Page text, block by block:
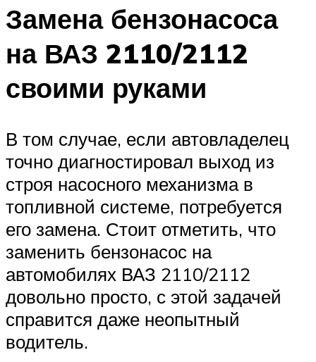
Замена бензонасоса
на ВАЗ 2110/2112
своими руками
В том случае, если автовладелец
точно диагностировал выход из
строя насосного механизма в
топливной системе, потребуется
его замена. Стоит отметить, что
заменить бензонасос на
автомобилях ВАЗ 2110/2112
довольно просто, с этой задачей
справится даже неопытный
водитель.